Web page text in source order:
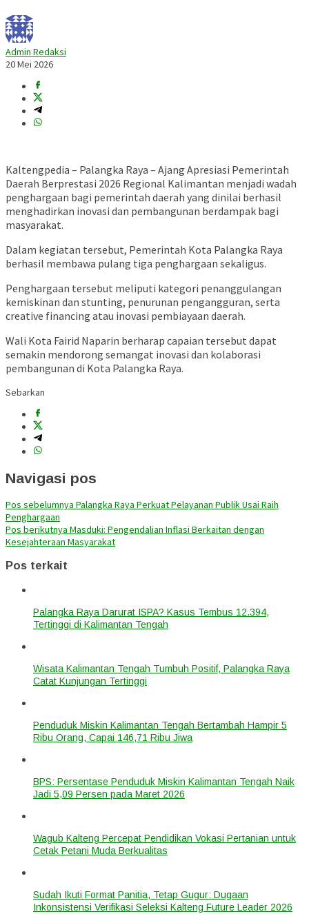
Admin Redaksi
20 Mei 2026
Kaltengpedia – Palangka Raya – Ajang Apresiasi Pemerintah
Daerah Berprestasi 2026 Regional Kalimantan menjadi wadah
penghargaan bagi pemerintah daerah yang dinilai berhasil
menghadirkan inovasi dan pembangunan berdampak bagi
masyarakat.
Dalam kegiatan tersebut, Pemerintah Kota Palangka Raya
berhasil membawa pulang tiga penghargaan sekaligus.
Penghargaan tersebut meliputi kategori penanggulangan
kemiskinan dan stunting, penurunan pengangguran, serta
creative financing atau inovasi pembiayaan daerah.
Wali Kota Fairid Naparin berharap capaian tersebut dapat
semakin mendorong semangat inovasi dan kolaborasi
pembangunan di Kota Palangka Raya.
Sebarkan
Navigasi pos
Pos sebelumnya Palangka Raya Perkuat Pelayanan Publik Usai Raih
Penghargaan
Pos berikutnya Masduki: Pengendalian Inflasi Berkaitan dengan
Kesejahteraan Masyarakat
Pos terkait
Palangka Raya Darurat ISPA? Kasus Tembus 12.394,
Tertinggi di Kalimantan Tengah
Wisata Kalimantan Tengah Tumbuh Positif, Palangka Raya
Catat Kunjungan Tertinggi
Penduduk Miskin Kalimantan Tengah Bertambah Hampir 5
Ribu Orang, Capai 146,71 Ribu Jiwa
BPS: Persentase Penduduk Miskin Kalimantan Tengah Naik
Jadi 5,09 Persen pada Maret 2026
Wagub Kalteng Percepat Pendidikan Vokasi Pertanian untuk
Cetak Petani Muda Berkualitas
Sudah Ikuti Format Panitia, Tetap Gugur: Dugaan
Inkonsistensi Verifikasi Seleksi Kalteng Future Leader 2026